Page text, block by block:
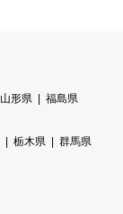
山形県
福島県
栃木県
群馬県